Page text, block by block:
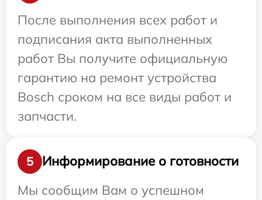
После выполнения всех работ и
подписания акта выполненных
работ Вы получите официальную
гарантию на ремонт устройства
Bosch сроком на все виды работ и
запчасти.
5
Информирование о готовности
Мы сообщим Вам о успешном